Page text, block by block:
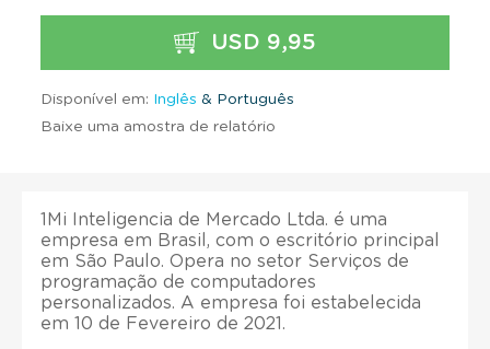
USD 9,95
Disponível em: Inglês & Português
Baixe uma amostra de relatório
1Mi Inteligencia de Mercado Ltda. é uma
empresa em Brasil, com o escritório principal
em São Paulo. Opera no setor Serviços de
programação de computadores
personalizados. A empresa foi estabelecida
em 10 de Fevereiro de 2021.